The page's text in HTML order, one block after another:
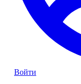
Войти